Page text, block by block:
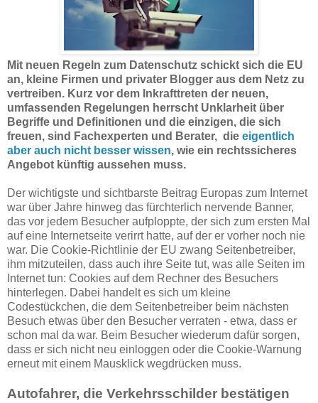
Mit neuen Regeln zum Datenschutz schickt sich die EU
an, kleine Firmen und privater Blogger aus dem Netz zu
vertreiben. Kurz vor dem Inkrafttreten der neuen,
umfassenden Regelungen herrscht Unklarheit über
Begriffe und Definitionen und die einzigen, die sich
freuen, sind Fachexperten und Berater, die eigentlich
aber auch nicht besser wissen, wie ein rechtssicheres
Angebot künftig aussehen muss.
Der wichtigste und sichtbarste Beitrag Europas zum Internet
war über Jahre hinweg das fürchterlich nervende Banner,
das vor jedem Besucher aufploppte, der sich zum ersten Mal
auf eine Internetseite verirrt hatte, auf der er vorher noch nie
war. Die Cookie-Richtlinie der EU zwang Seitenbetreiber,
ihm mitzuteilen, dass auch ihre Seite tut, was alle Seiten im
Internet tun: Cookies auf dem Rechner des Besuchers
hinterlegen. Dabei handelt es sich um kleine
Codestückchen, die dem Seitenbetreiber beim nächsten
Besuch etwas über den Besucher verraten - etwa, dass er
schon mal da war. Beim Besucher wiederum dafür sorgen,
dass er sich nicht neu einloggen oder die Cookie-Warnung
erneut mit einem Mausklick wegdrücken muss.
Autofahrer, die Verkehrsschilder bestätigen